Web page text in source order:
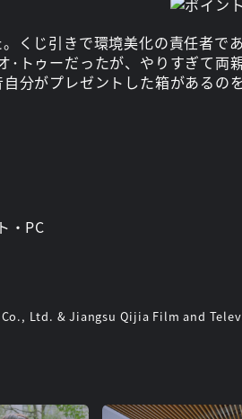
くじ引きで環境美化の責任者
トゥーだったが、やりすぎて
分がプレゼントした箱があるの
・PC
Ltd. & Jiangsu Qijia Film and